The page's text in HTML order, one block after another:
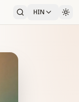
HIN